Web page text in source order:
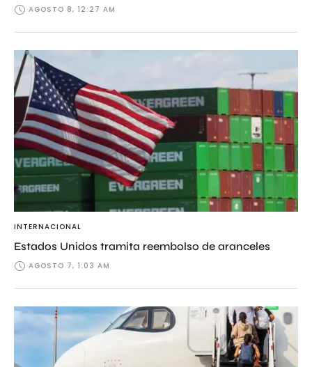
AGOSTO 8, 12:27 AM
INTERNACIONAL
Estados Unidos tramita reembolso de aranceles
AGOSTO 7, 1:03 AM